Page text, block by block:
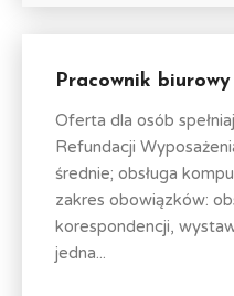
Pracownik
Oferta dla osób
Refundacji
średnie; obsługa
zakres obowiązków:
korespondencji,
jedna...